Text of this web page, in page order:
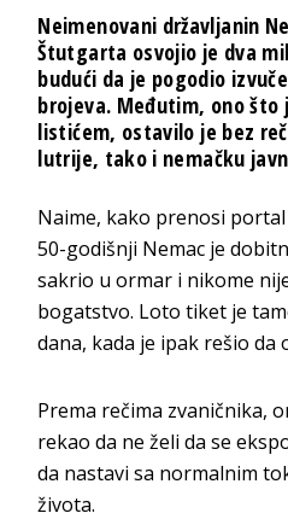
Neimenovani državljanin
Štutgarta osvojio je dva
budući da je pogodio
brojeva. Međutim, ono što
listićem, ostavilo je bez
lutrije, tako i nemačku
Naime, kako prenosi
50-godišnji Nemac je
sakrio u ormar i nikome
bogatstvo. Loto tiket je
dana, kada je ipak rešio
Prema rečima zvaničnika,
rekao da ne želi da se
da nastavi sa normalnim
života.